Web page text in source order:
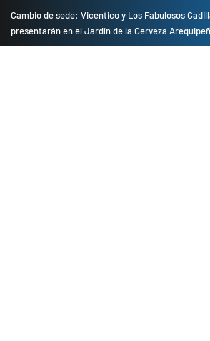
Cambio de sede: Vicentico y Los Fabulosos
presentarán en el Jardín de la Cerveza